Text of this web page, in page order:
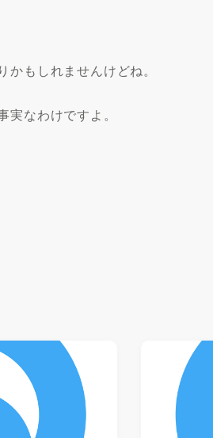
もしれませんけどね。
なわけですよ。